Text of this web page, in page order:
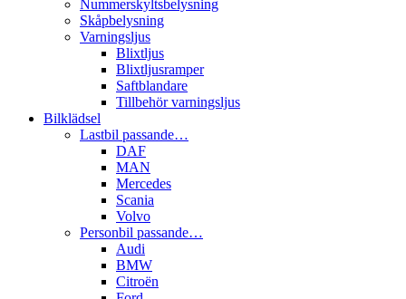
Nummerskyltsbelysning
Skåpbelysning
Varningsljus
Blixtljus
Blixtljusramper
Saftblandare
Tillbehör varningsljus
Bilklädsel
Lastbil passande…
DAF
MAN
Mercedes
Scania
Volvo
Personbil passande…
Audi
BMW
Citroën